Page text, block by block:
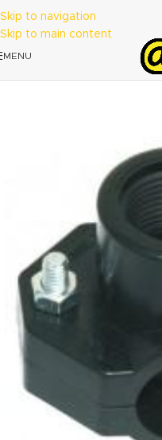
Skip to navigation
Skip to main content
MENU